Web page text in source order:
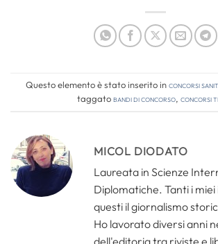
Questo elemento è stato inserito inConcorsi
taggatobandi di concorso, concorsi
MICOL DIODATO
Laureata in Scienze
Diplomatiche. Tanti i
questi il giornalismo
Ho lavorato diversi anni
dell'editoria tra riviste e